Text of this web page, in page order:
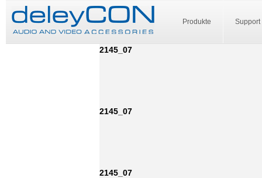
Produkte Support
2145_07
2145_07
2145_07